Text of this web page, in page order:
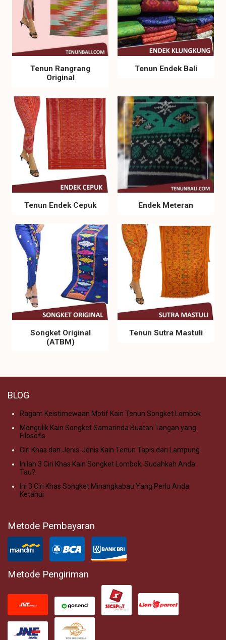
Tenun Rangrang
Original
Tenun Endek Bali
Tenun Endek Cepuk Endek Meteran
Songket Original
(ATBM)
Tenun Sutra Mastuli
BLOG
Ragam Keistimewaan Motif Kain Tenun Songket Lombok
Mengulik Kain Songket Samarinda Buatan Tangan yang
Filosofis
Ciri Khas dan Jenis-Jenis Kain Tenun Tapis dari Lampung
Inilah 3 Ciri Khas Kain Songket Lombok, Sudahkah Anda
Tau?
Ini 3 Ciri Khas Songket Minangkabau Yang Perlu Anda
Ketahui
Metode Pembayaran
Metode Pengiriman